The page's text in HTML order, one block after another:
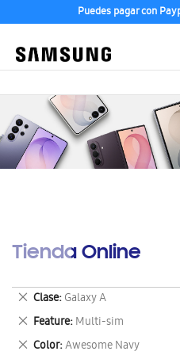
Puedes pagar con
Tienda Online
Clase Galaxy A
Eliminar
este
artículo
Feature Multi-sim
Eliminar
este
Color Awesome Navy
Eliminar